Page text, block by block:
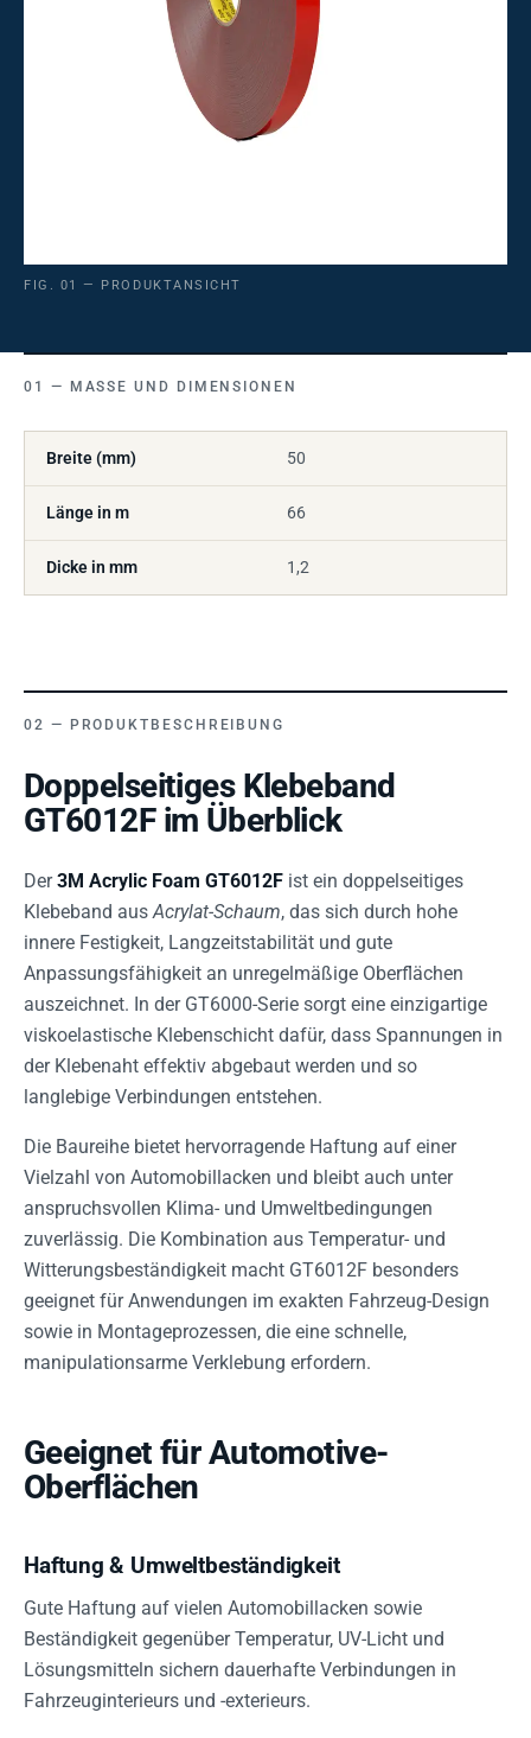
FIG. 01 — PRODUKTANSICHT
MASSE UND DIMENSIONEN
Breite (mm) 50
Länge in m 66
Dicke in mm 1,2
PRODUKTBESCHREIBUNG
Doppelseitiges Klebeband
GT6012F im Überblick
Der3M Acrylic Foam GT6012F ist ein doppelseitiges
Klebeband ausAcrylat-Schaum, das sich durch hohe
innere Festigkeit, Langzeitstabilität und gute
Anpassungsfähigkeit an unregelmäßige Oberflächen
auszeichnet. In der GT6000-Serie sorgt eine einzigartige
viskoelastische Klebenschicht dafür, dass Spannungen in
der Klebenaht effektiv abgebaut werden und so
langlebige Verbindungen entstehen.
Die Baureihe bietet hervorragende Haftung auf einer
Vielzahl von Automobillacken und bleibt auch unter
anspruchsvollen Klima- und Umweltbedingungen
zuverlässig. Die Kombination aus Temperatur- und
Witterungsbeständigkeit macht GT6012F besonders
geeignet für Anwendungen im exakten Fahrzeug-Design
sowie in Montageprozessen, die eine schnelle,
manipulationsarme Verklebung erfordern.
Geeignet für Automotive-
Oberflächen
Haftung & Umweltbeständigkeit
Gute Haftung auf vielen Automobillacken sowie
Beständigkeit gegenüber Temperatur, UV-Licht und
Lösungsmitteln sichern dauerhafte Verbindungen in
Fahrzeuginterieurs und -exterieurs.